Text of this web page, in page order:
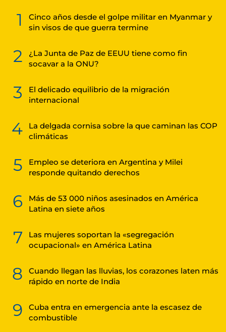
1
Cinco años desde el golpe militar en Myanmar y
sin visos de que guerra termine
2
¿La Junta de Paz de EEUU tiene como fin
socavar a la ONU?
3
El delicado equilibrio de la migración
internacional
4
La delgada cornisa sobre la que caminan las COP
climáticas
5
Empleo se deteriora en Argentina y Milei
responde quitando derechos
6
Más de 53 000 niños asesinados en América
Latina en siete años
7
Las mujeres soportan la «segregación
ocupacional» en América Latina
8
Cuando llegan las lluvias, los corazones laten más
rápido en norte de India
9
Cuba entra en emergencia ante la escasez de
combustible